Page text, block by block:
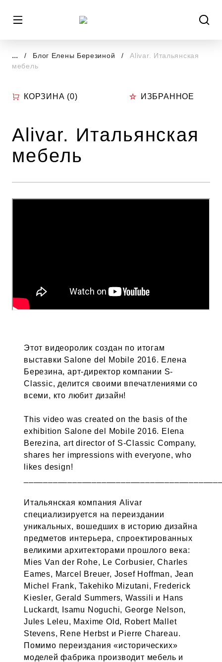
... Блог Елены Березиной
Alivar. Итальянская
мебель
КОРЗИНА (0) ИЗБРАННОЕ
Alivar. Итальянская
мебель
Этот видеоролик создан по итогам
выставки Salone del Mobile 2016. Елена
Березина, арт-директор компании S-
Classic, делится своими впечатлениями со
всеми, кто любит дизайн!
This video was created on the basis of the
exhibition Salone del Mobile 2016. Elena
Berezina, art director of S-Classic Company,
shares her impressions with everyone, who
likes design!
Итальянская компания Alivar
специализируется на переиздании
уникальных, вошедших в историю дизайна
предметов интерьера, спроектированных
великими архитекторами прошлого века:
Mies Van der Rohe, Le Corbusier, Charles
Eames, Marcel Breuer, Josef Hoffman, Jean
Michel Frank, Takehiko Mizutani, Frederick
Kiesler, Gerald Summers, Wassili и Hans
Luckardt, Isamu Noguchi, George Nelson,
Jules Leleu, Maxime Old, Robert Mallet
Stevens, Rene Herbst и Pierre Chareau.
Помимо переиздания «исторических»
моделей фабрика производит мебель и